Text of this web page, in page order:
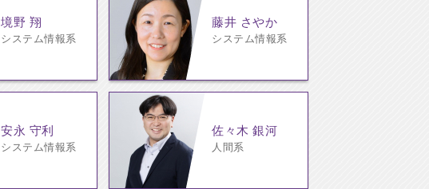
境野 翔
システム情報系
藤井 さやか
システム情報系
安永 守利
システム情報系
佐々木 銀河
人間系